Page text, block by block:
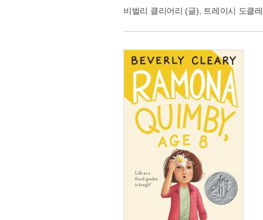
비벌리 클리어리 (글), 트레이시 도클